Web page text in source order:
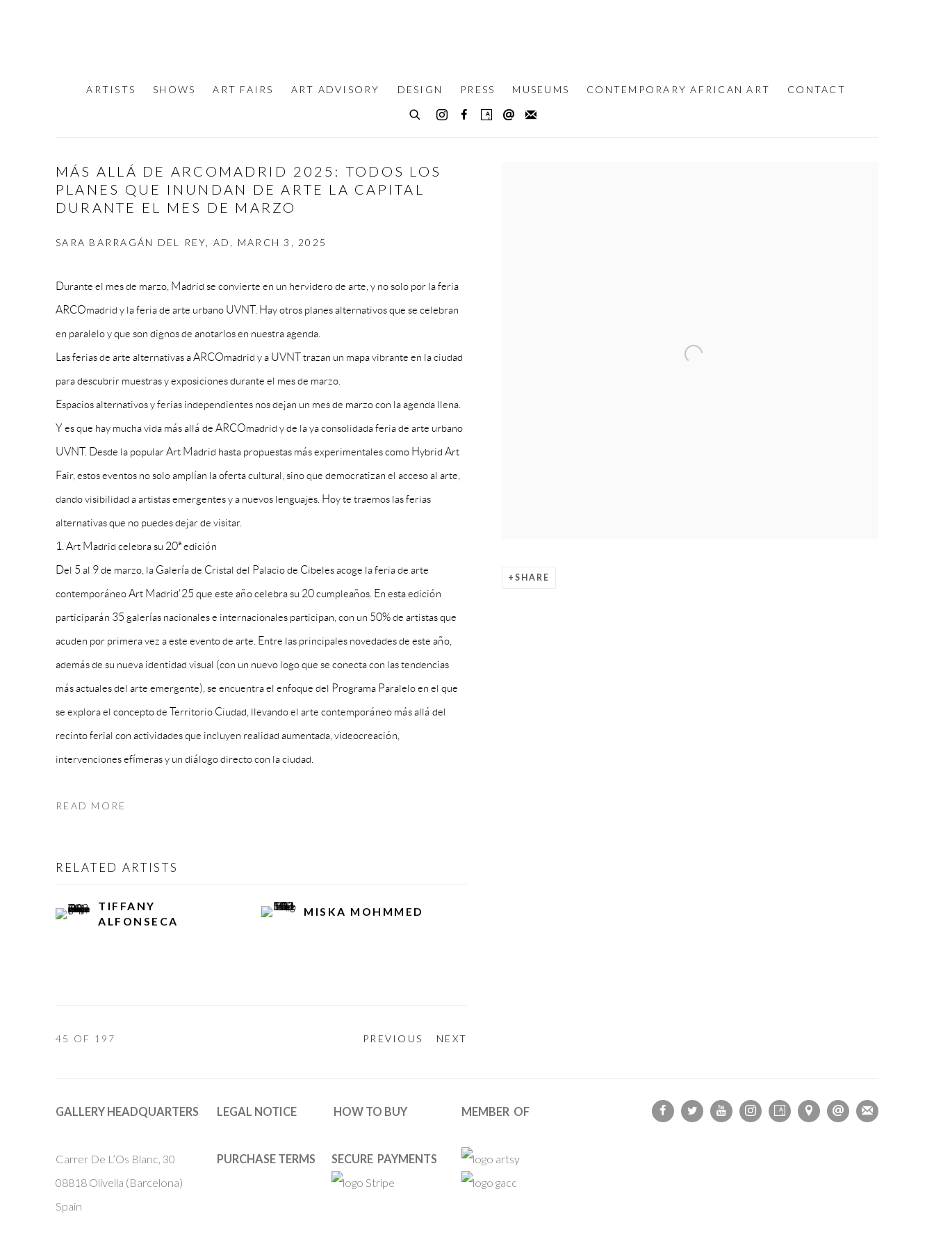
ARTISTS SHOWS ART FAIRS ART ADVISORY DESIGN PRESS MUSEUMS CONTEMPORARY AFRICAN ART CONTACT
MÁS ALLÁ DE ARCOMADRID 2025: TODOS LOS
PLANES QUE INUNDAN DE ARTE LA CAPITAL
DURANTE EL MES DE MARZO
SARA BARRAGÁN DEL REY, AD, MARCH 3, 2025
SHARE
Durante el mes de marzo, Madrid se convierte en un hervidero de arte, y no solo por la feria
ARCOmadrid y la feria de arte urbano UVNT. Hay otros planes alternativos que se celebran
en paralelo y que son dignos de anotarlos en nuestra agenda.
Las ferias de arte alternativas a ARCOmadrid y a UVNT trazan un mapa vibrante en la ciudad
para descubrir muestras y exposiciones durante el mes de marzo.
Espacios alternativos y ferias independientes nos dejan un mes de marzo con la agenda llena.
Y es que hay mucha vida más allá de ARCOmadrid y de la ya consolidada feria de arte urbano
UVNT. Desde la popular Art Madrid hasta propuestas más experimentales como Hybrid Art
Fair, estos eventos no solo amplían la oferta cultural, sino que democratizan el acceso al arte,
dando visibilidad a artistas emergentes y a nuevos lenguajes. Hoy te traemos las ferias
alternativas que no puedes dejar de visitar.
1. Art Madrid celebra su 20ª edición
Del 5 al 9 de marzo, la Galería de Cristal del Palacio de Cibeles acoge la feria de arte
contemporáneo Art Madrid'25 que este año celebra su 20 cumpleaños. En esta edición
participarán 35 galerías nacionales e internacionales participan, con un 50% de artistas que
acuden por primera vez a este evento de arte. Entre las principales novedades de este año,
además de su nueva identidad visual (con un nuevo logo que se conecta con las tendencias
más actuales del arte emergente), se encuentra el enfoque del Programa Paralelo en el que
se explora el concepto de Territorio Ciudad, llevando el arte contemporáneo más allá del
recinto ferial con actividades que incluyen realidad aumentada, videocreación,
intervenciones efímeras y un diálogo directo con la ciudad.
READ MORE
RELATED ARTISTS
TIFFANY
ALFONSECA
MISKA MOHMMED
PREVIOUS NEXT
45 OF 197
GALLERY HEADQUARTERS
Carrer De L’Os Blanc, 30
08818 Olivella (Barcelona)
Spain
LEGAL NOTICE
PURCHASE TERMS
HOW TO BUY
SECURE PAYMENTS
MEMBER OF